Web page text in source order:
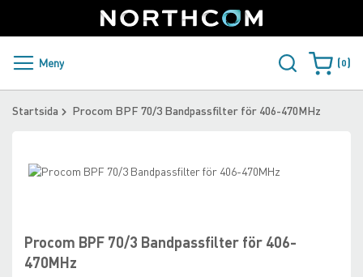
to
Content
Sweden
PRODUKTER OCH LÖSNINGAR
ÅTERFÖRSÄLJARE
LADDA NER
Meny Varukorgen
0
Startsida Procom BPF 70/3 Bandpassfilter för 406-470MHz
Procom BPF 70/3 Bandpassfilter för 406-
470MHz
Skip
of
the
images
beginning
of
the